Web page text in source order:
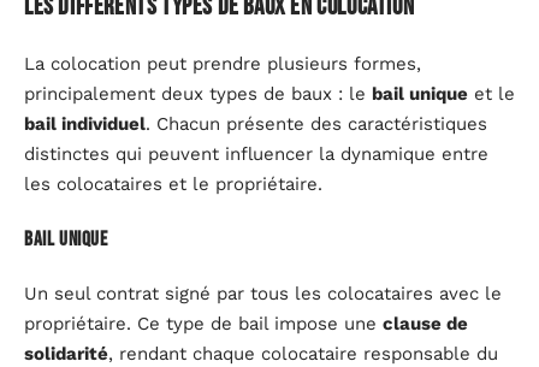
Les différents types de baux en colocation
La colocation peut prendre plusieurs formes,
principalement deux types de baux : le bail unique et le
bail individuel. Chacun présente des caractéristiques
distinctes qui peuvent influencer la dynamique entre
les colocataires et le propriétaire.
Bail unique
Un seul contrat signé par tous les colocataires avec le
propriétaire. Ce type de bail impose une clause de
solidarité, rendant chaque colocataire responsable du